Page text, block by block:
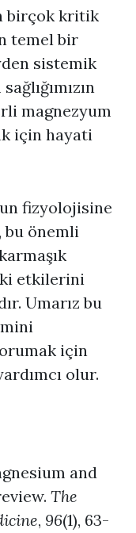
birçok kritik
temel bir
sistemik
magnezyum
için hayati
fizyolojisine
bu önemli
etkilerini
Umarız bu
için
olur.
and
The
, 96(1), 63-